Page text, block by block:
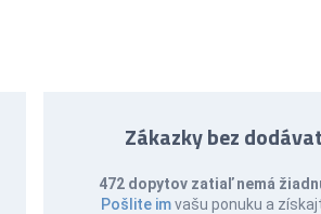
Zákazky bez
472 dopytov zatiaľ nemá
Pošlite imvašu ponuku a